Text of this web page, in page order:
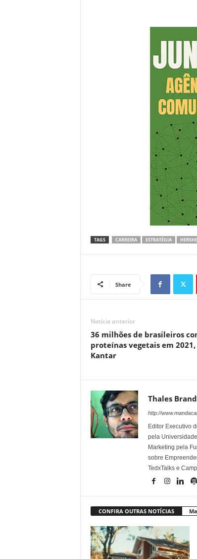
TAGS CARREIRA ESTRATÉGIA
Share
Notícia anterior
36 milhões de brasileiros
proteínas vegetais em
Kantar
Thales
http://
Editor Executivo
pela
Marketing pela
sobre
TedxTalks e
CONFIRA OUTRAS NOTÍCIAS